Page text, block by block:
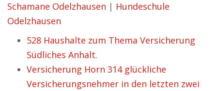
Schamane Odelzhausen | Hundeschule
Odelzhausen
528 Haushalte zum Thema Versicherung
Südliches Anhalt.
Versicherung Horn 314 glückliche
Versicherungsnehmer in den letzten zwei